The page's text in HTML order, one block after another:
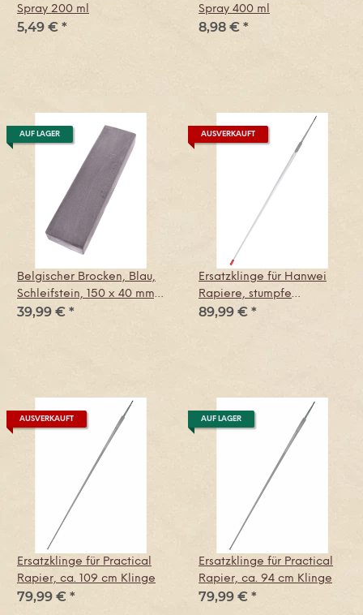
Spray 200 ml
5,49 € *
Spray 400 ml
8,98 € *
AUF LAGER
Belgischer Brocken, Blau,
Schleifstein, 150 x 40 mm,
Körnung 6000
39,99 € *
AUSVERKAUFT
Ersatzklinge für Hanwei
Rapiere, stumpfe
Schaukampfversion
89,99 € *
AUSVERKAUFT
Ersatzklinge für Practical
Rapier, ca. 109 cm Klinge
79,99 € *
AUF LAGER
Ersatzklinge für Practical
Rapier, ca. 94 cm Klinge
79,99 € *